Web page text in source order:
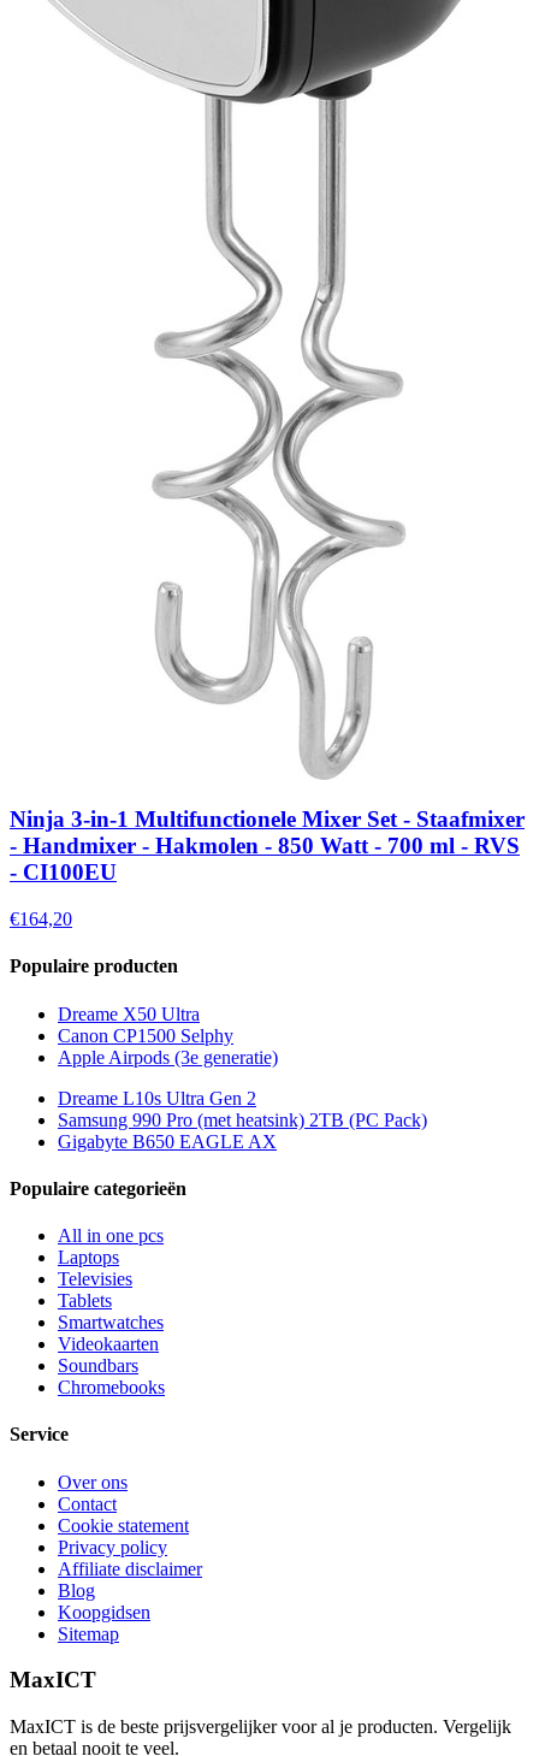
Ninja 3-in-1 Multifunctionele Mixer Set - Staafmixer
- Handmixer - Hakmolen - 850 Watt - 700 ml - RVS
- CI100EU
€164,20
Populaire producten
Dreame X50 Ultra
Canon CP1500 Selphy
Apple Airpods (3e generatie)
Dreame L10s Ultra Gen 2
Samsung 990 Pro (met heatsink) 2TB (PC Pack)
Gigabyte B650 EAGLE AX
Populaire categorieën
All in one pcs
Laptops
Televisies
Tablets
Smartwatches
Videokaarten
Soundbars
Chromebooks
Service
Over ons
Contact
Cookie statement
Privacy policy
Affiliate disclaimer
Blog
Koopgidsen
Sitemap
MaxICT
MaxICT is de beste prijsvergelijker voor al je producten. Vergelijk
en betaal nooit te veel.